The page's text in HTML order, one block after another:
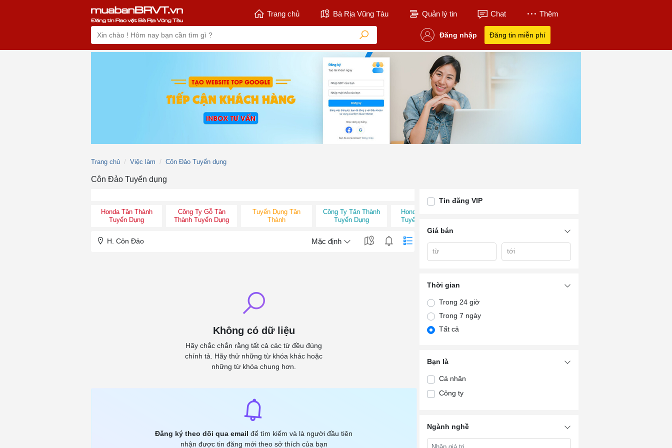
Trang chủ Bà Rịa Vũng Tàu Quản lý tin Chat Thêm
Đăng nhập Đăng tin miễn phí
Trang chủ Việc làm Côn Đảo Tuyển dụng
Côn Đảo Tuyển dụng
Honda Tân Thành
Tuyển Dụng
Công Ty Gỗ Tân
Thành Tuyển Dụng
Tuyển Dụng Tân
Thành
Công Ty Tân Thành
Tuyển Dụng
Honda Tân Thành
Tuyển Dụng 2023
H. Côn Đảo Mặc định
Không có dữ liệu
Hãy chắc chắn rằng tất cả các từ đều đúng
chính tả. Hãy thử những từ khóa khác hoặc
những từ khóa chung hơn.
Đăng ký theo dõi qua email để tìm kiếm và là người đầu tiên
nhận được tin đăng mới theo sở thích của bạn
Tin đăng VIP
Giá bán
từ tới
Thời gian
Trong 24 giờ
Trong 7 ngày
Tất cả
Bạn là
Cá nhân
Công ty
Ngành nghề